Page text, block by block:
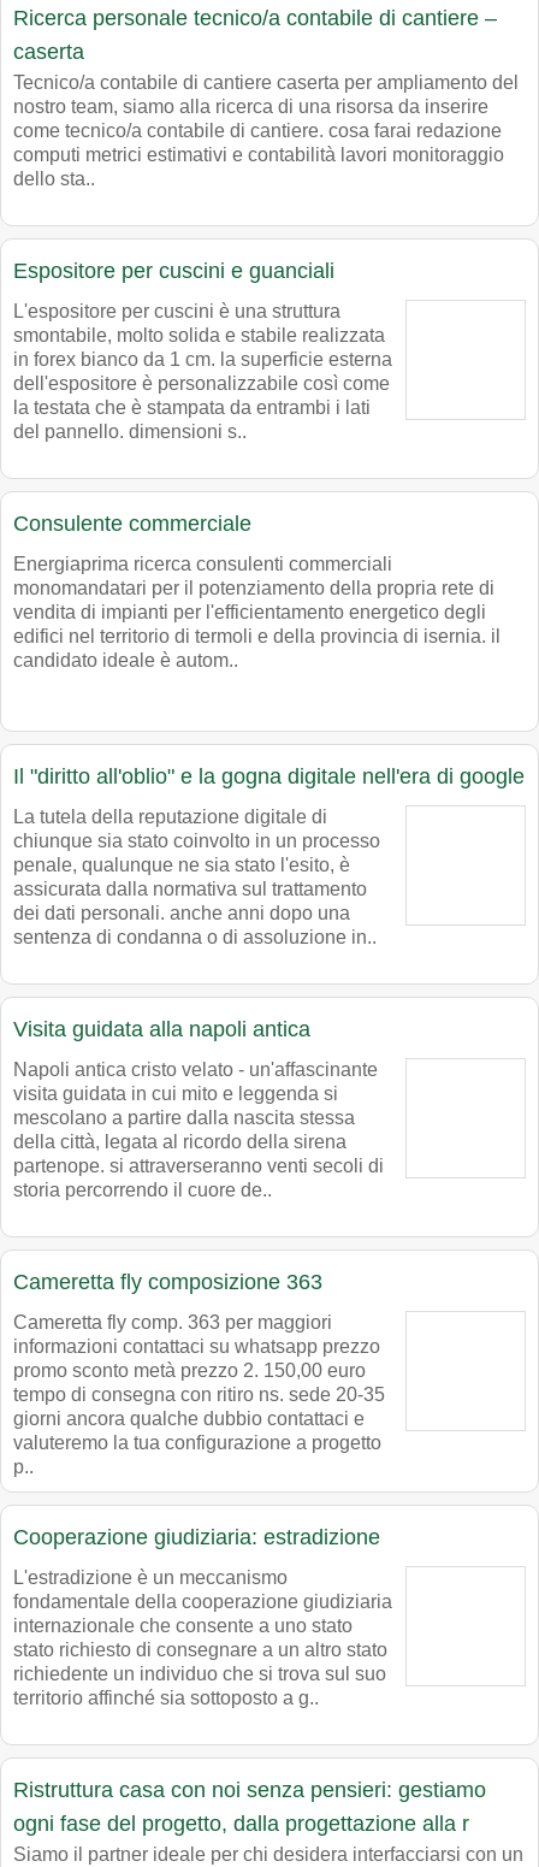
Ricerca personale tecnico/a contabile di cantiere –
caserta
Tecnico/a contabile di cantiere caserta per ampliamento del
nostro team, siamo alla ricerca di una risorsa da inserire
come tecnico/a contabile di cantiere. cosa farai redazione
computi metrici estimativi e contabilità lavori monitoraggio
dello sta..
Espositore per cuscini e guanciali
L'espositore per cuscini è una struttura
smontabile, molto solida e stabile realizzata
in forex bianco da 1 cm. la superficie esterna
dell'espositore è personalizzabile così come
la testata che è stampata da entrambi i lati
del pannello. dimensioni s..
Consulente commerciale
Energiaprima ricerca consulenti commerciali
monomandatari per il potenziamento della propria rete di
vendita di impianti per l'efficientamento energetico degli
edifici nel territorio di termoli e della provincia di isernia. il
candidato ideale è autom..
Il "diritto all'oblio" e la gogna digitale nell'era di google
La tutela della reputazione digitale di
chiunque sia stato coinvolto in un processo
penale, qualunque ne sia stato l'esito, è
assicurata dalla normativa sul trattamento
dei dati personali. anche anni dopo una
sentenza di condanna o di assoluzione in..
Visita guidata alla napoli antica
Napoli antica cristo velato - un'affascinante
visita guidata in cui mito e leggenda si
mescolano a partire dalla nascita stessa
della città, legata al ricordo della sirena
partenope. si attraverseranno venti secoli di
storia percorrendo il cuore de..
Cameretta fly composizione 363
Cameretta fly comp. 363 per maggiori
informazioni contattaci su whatsapp prezzo
promo sconto metà prezzo 2. 150,00 euro
tempo di consegna con ritiro ns. sede 20-35
giorni ancora qualche dubbio contattaci e
valuteremo la tua configurazione a progetto
p..
Cooperazione giudiziaria: estradizione
L'estradizione è un meccanismo
fondamentale della cooperazione giudiziaria
internazionale che consente a uno stato
stato richiesto di consegnare a un altro stato
richiedente un individuo che si trova sul suo
territorio affinché sia sottoposto a g..
Ristruttura casa con noi senza pensieri: gestiamo
ogni fase del progetto, dalla progettazione alla r
Siamo il partner ideale per chi desidera interfacciarsi con un